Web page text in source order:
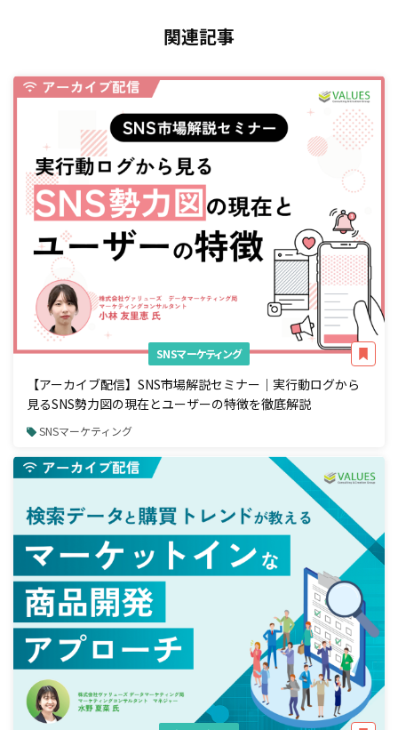
関連記事
SNSマーケティング
【アーカイブ配信】SNS市場解説セミナー｜実行動ログから
見るSNS勢力図の現在とユーザーの特徴を徹底解説
SNSマーケティング